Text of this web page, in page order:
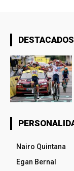
DESTACADOS
Nairo Quintana
Egan Bernal